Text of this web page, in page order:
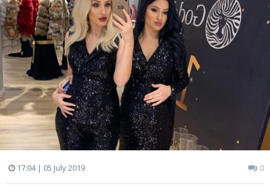
17:04 | 05 July 2019 0